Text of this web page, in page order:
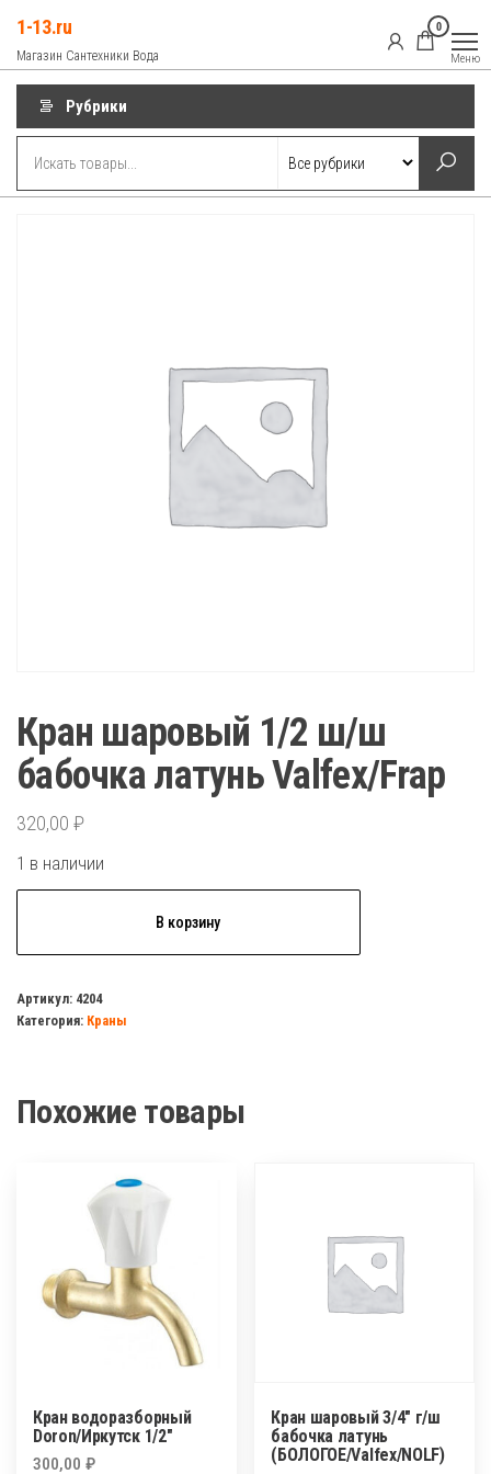
содержимому
1-13.ru
Магазин Сантехники Вода
0
Меню
Рубрики
Кран шаровый 1/2 ш/ш
бабочка латунь Valfex/Frap
320,00 ₽
1 в наличии
шаровый
1/2
бабочка
Valfex/Frap
В корзину
Артикул: 4204
Категория: Краны
Похожие товары
Кран водоразборный
Doron/Иркутск 1/2″
300,00 ₽
Кран шаровый 3/4″ г/ш
бабочка латунь
(БОЛОГОЕ/Valfex/NOLF)